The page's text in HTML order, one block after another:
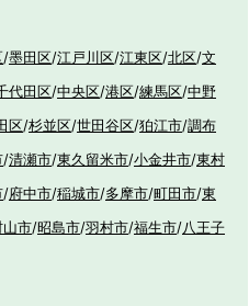
/墨田区/江戸川区/江東区/北区/文
代田区/中央区/港区/練馬区/中野
区/杉並区/世田谷区/狛江市/調布
/清瀬市/東久留米市/小金井市/東村
/府中市/稲城市/多摩市/町田市/東
山市/昭島市/羽村市/福生市/八王子